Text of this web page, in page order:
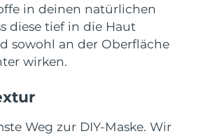
in deinen natürlichen
diese tief in die Haut
sowohl an der Oberfläche
wirken.
Weg zur DIY-Maske. Wir
Erwartete Lieferung
Erwartete Lieferung 8/9/26